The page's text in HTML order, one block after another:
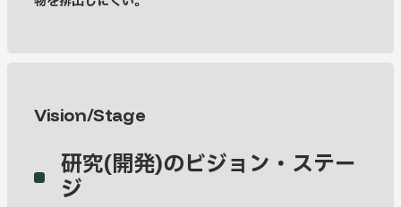
Vision/Stage
研究(開発)のビジョン・ステー
ジ